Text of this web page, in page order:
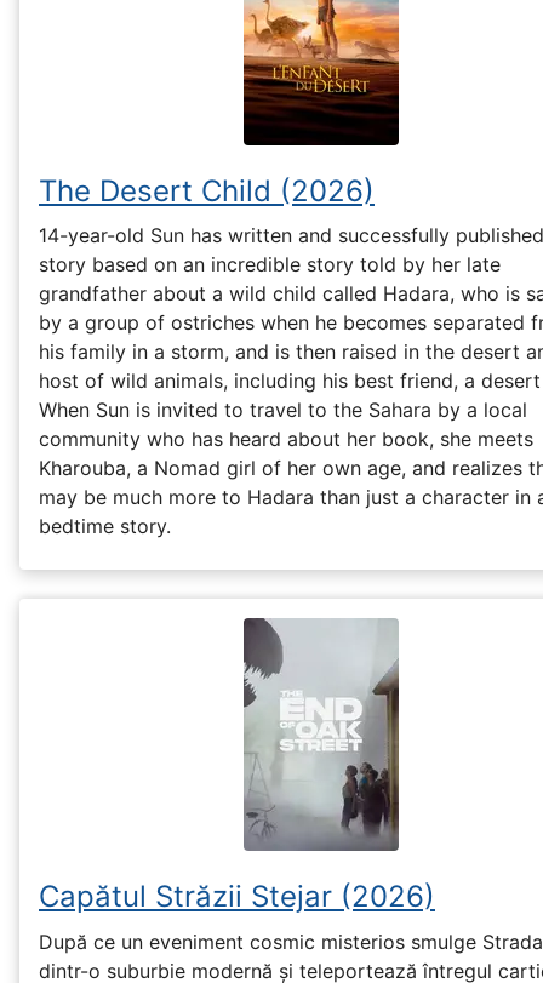
The Desert Child (2026)
14-year-old Sun has written and successfully
story based on an incredible story told by her late
grandfather about a wild child called Hadara, who is
by a group of ostriches when he becomes separated
his family in a storm, and is then raised in the desert
host of wild animals, including his best friend, a
When Sun is invited to travel to the Sahara by a local
community who has heard about her book, she meets
Kharouba, a Nomad girl of her own age, and realizes
may be much more to Hadara than just a character in
bedtime story.
Capătul Străzii Stejar (2026)
După ce un eveniment cosmic misterios smulge
dintr-o suburbie modernă și teleportează întregul